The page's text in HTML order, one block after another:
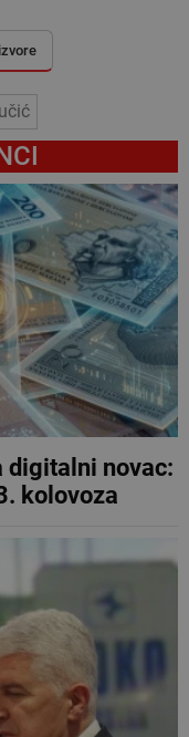
digitalni novac:
kolovoza